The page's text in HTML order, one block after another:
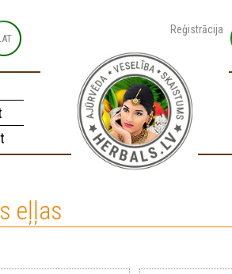
Reģistrācija
eļļas